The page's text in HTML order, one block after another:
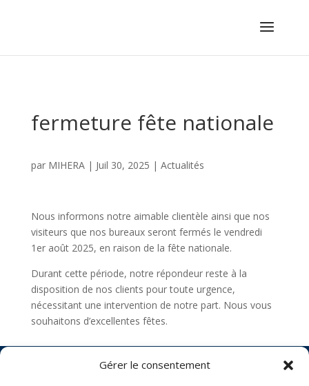
Gérer le consentement
fermeture fête nationale
par MIHERA| Juil 30, 2025 | Actualités
Nous informons notre aimable clientèle ainsi que nos
visiteurs que nos bureaux seront fermés le vendredi
1er août 2025, en raison de la fête nationale.
Durant cette période, notre répondeur reste à la
disposition de nos clients pour toute urgence,
nécessitant une intervention de notre part. Nous vous
souhaitons d’excellentes fêtes.